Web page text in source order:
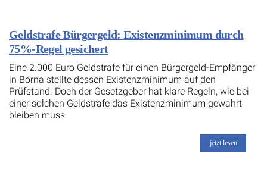
Geldstrafe Bürgergeld: Existenzminimum durch
75%-Regel gesichert
Eine 2.000 Euro Geldstrafe für einen Bürgergeld-Empfänger
in Borna stellte dessen Existenzminimum auf den
Prüfstand. Doch der Gesetzgeber hat klare Regeln, wie bei
einer solchen Geldstrafe das Existenzminimum gewahrt
bleiben muss.
jetzt lesen